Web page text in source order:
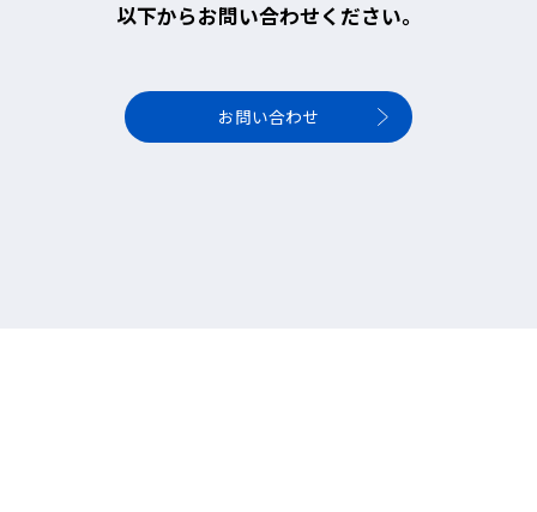
以下からお問い合わせください。
お問い合わせ